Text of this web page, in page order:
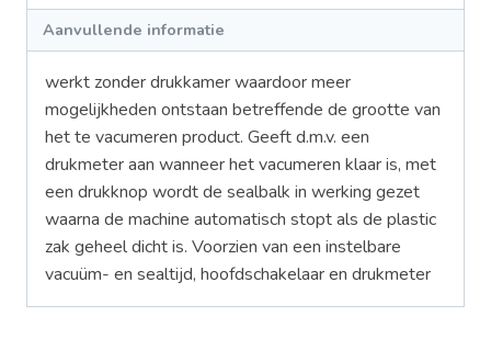
Aanvullende informatie
werkt zonder drukkamer waardoor meer
mogelijkheden ontstaan betreffende de grootte van
het te vacumeren product. Geeft d.m.v. een
drukmeter aan wanneer het vacumeren klaar is, met
een drukknop wordt de sealbalk in werking gezet
waarna de machine automatisch stopt als de plastic
zak geheel dicht is. Voorzien van een instelbare
vacuüm- en sealtijd, hoofdschakelaar en drukmeter